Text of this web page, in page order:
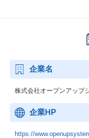
企業名
株式会社オープンアップ
企業HP
https://